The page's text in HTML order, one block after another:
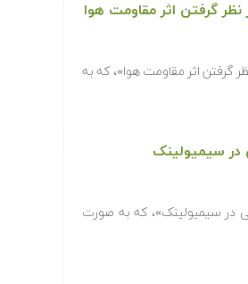
گرفتن اثر مقاومت هوا
گرفتن اثر مقاومت هوا»، که به
سیمیولینک
در سیمیولینک»، که به صورت